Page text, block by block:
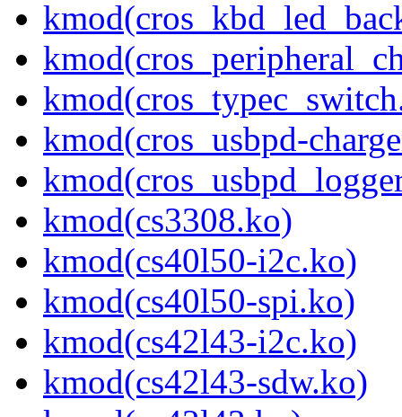
kmod(cros_usbpd-
kmod(cs3308.ko)
kmod(cs40l50-i2c.ko)
kmod(cs40l50-spi.ko)
kmod(cs42l43-i2c.ko)
kmod(cs42l43-sdw.ko)